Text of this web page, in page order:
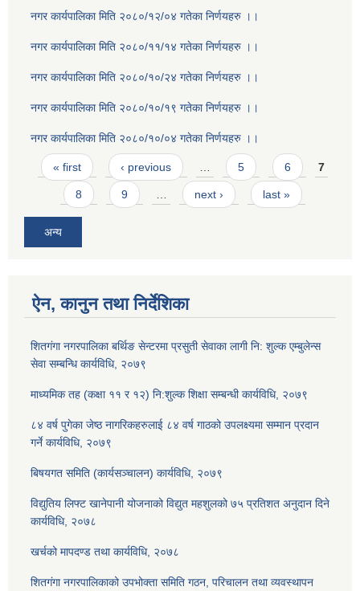
नगर कार्यपालिका मिति २०८०/१२/०४ गतेका निर्णयहरु ।।
नगर कार्यपालिका मिति २०८०/११/१४ गतेका निर्णयहरु ।।
नगर कार्यपालिका मिति २०८०/१०/२४ गतेका निर्णयहरु ।।
नगर कार्यपालिका मिति २०८०/१०/१९ गतेका निर्णयहरु ।।
नगर कार्यपालिका मिति २०८०/१०/०४ गतेका निर्णयहरु ।।
Pages
« first ‹ previous … 5 6 7
8 9 … next › last »
अन्य
ऐन, कानुन तथा निर्देशिका
शितगंगा नगरपालिका बर्थिङ सेन्टरमा प्रसुती सेवाका लागी नि: शुल्क एम्बुलेन्स
सेवा सम्बन्धि कार्यविधि, २०७९
माध्यमिक तह (कक्षा ११ र १२) नि:शुल्क शिक्षा सम्बन्धी कार्यविधि, २०७९
८४ वर्ष पुगेका जेष्ठ नागरिकहरुलाई ८४ वर्ष गाठको उपलक्ष्यमा सम्मान प्रदान
गर्ने कार्यविधि, २०७९
बिषयगत समिति (कार्यसञ्चालन) कार्यविधि, २०७९
विद्युतिय लिफ्ट खानेपानी योजनाको विद्युत महशुलको ७५ प्रतिशत अनुदान दिने
कार्यविधि, २०७८
खर्चको मापदण्ड तथा कार्यविधि, २०७८
शितगंगा नगरपालिकाको उपभोक्ता समिति गठन, परिचालन तथा व्यवस्थापन